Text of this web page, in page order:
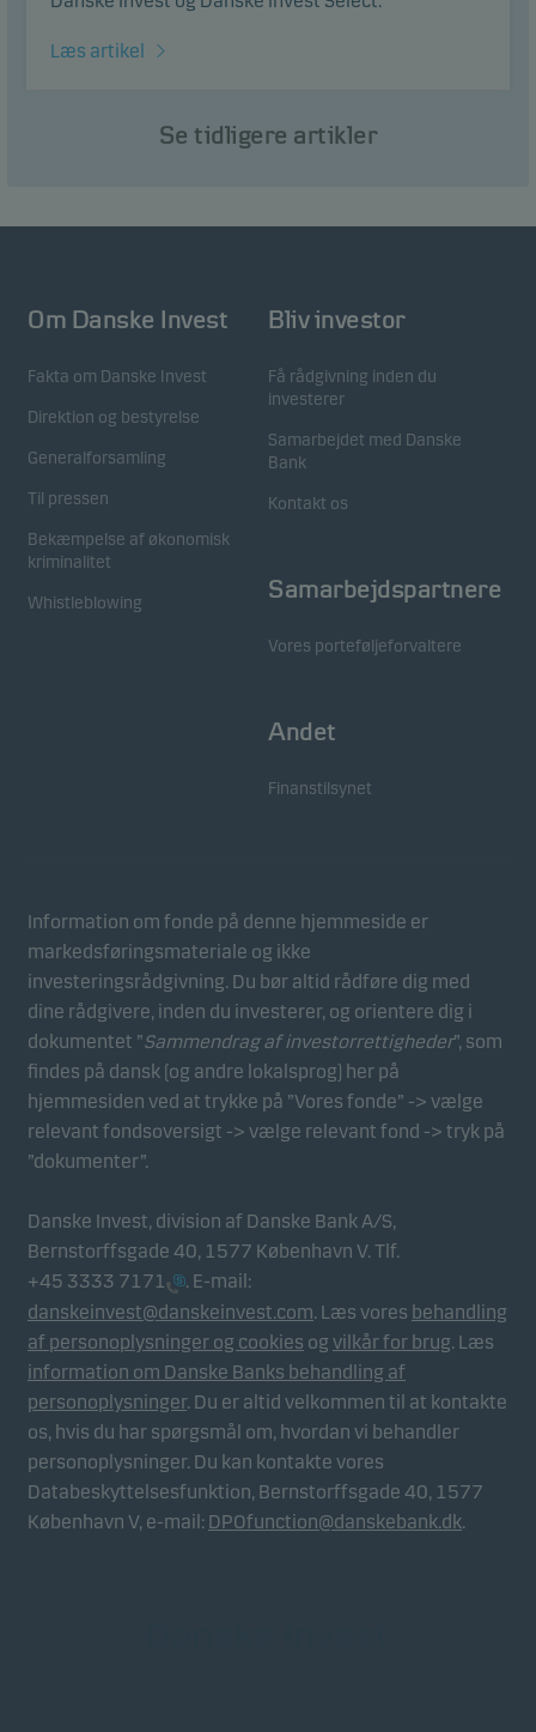
Læs artikel
Se tidligere artikler
Om Danske Invest
Fakta om Danske Invest
Direktion og bestyrelse
Generalforsamling
Til pressen
Bekæmpelse af økonomisk
kriminalitet
Whistleblowing
Bliv investor
Få rådgivning inden du
investerer
Samarbejdet med Danske
Bank
Kontakt os
Samarbejdspartnere
Vores porteføljeforvaltere
Andet
Finanstilsynet
Information om fonde på denne hjemmeside er
markedsføringsmateriale og ikke
investeringsrådgivning. Du bør altid rådføre dig med
dine rådgivere, inden du investerer, og orientere dig i
dokumentet ”Sammendrag af investorrettigheder”, som
findes på dansk (og andre lokalsprog) her på
hjemmesiden ved at trykke på ”Vores fonde” -> vælge
relevant fondsoversigt -> vælge relevant fond -> tryk på
”dokumenter”.
Danske Invest, division af Danske Bank A/S,
Bernstorffsgade 40, 1577 København V. Tlf.
+45 3333 7171
. E-mail:
danskeinvest@danskeinvest.com. Læs vores behandling
af personoplysninger og cookies og vilkår for brug. Læs
information om Danske Banks behandling af
personoplysninger. Du er altid velkommen til at kontakte
os, hvis du har spørgsmål om, hvordan vi behandler
personoplysninger. Du kan kontakte vores
Databeskyttelsesfunktion, Bernstorffsgade 40, 1577
København V, e-mail: DPOfunction@danskebank.dk.